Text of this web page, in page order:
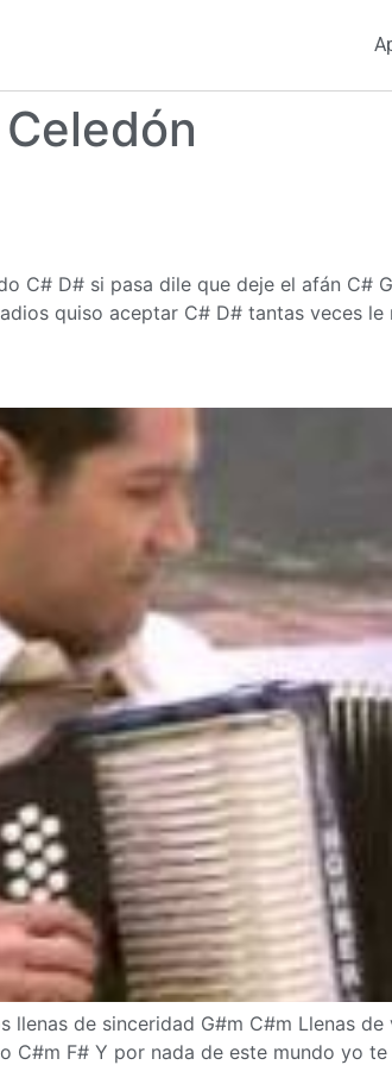
C# D# si pasa dile que deje el afán
quiso aceptar C# D# tantas veces
llenas de sinceridad G#m C#m Llenas
C#m F# Y por nada de este mundo yo